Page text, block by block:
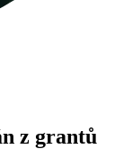
z grantů